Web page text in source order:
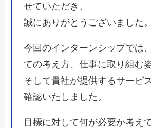
せていただき、
誠にありがとうございました。
今回のインターンシップでは
ての考え方、仕事に取り組む姿
そして貴社が提供するサービ
確認いたしました。
目標に対して何が必要か考え